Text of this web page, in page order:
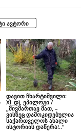
ავტორი
დავით ჩხარტიშვილი:
XI_დ), ეპილოგი /
„მივმართავ მათ, –
ვისზეც დამოკიდებულია
საქართველოს ახალი
ისტორიის დაწერა!..“